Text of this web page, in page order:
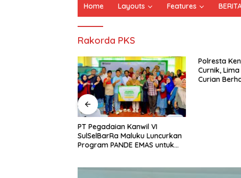
Home Layouts Features
Rakorda PKS
PT Pegadaian Kanwil VI
SulSelBarRa Maluku Luncurkan
Program PANDE EMAS untuk
Polresta
Curnik,
Curian